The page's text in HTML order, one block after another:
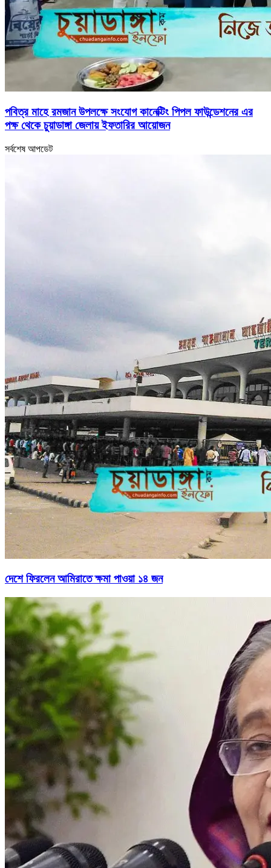
পবিত্র মাহে রমজান উপলক্ষে সংযোগ কানেক্টিং পিপল ফাউন্ডেশনের এর
পক্ষ থেকে চুয়াডাঙ্গা জেলায় ইফতারির আয়োজন
সর্বশেষ আপডেট
দেশে ফিরলেন আমিরাতে ক্ষমা পাওয়া ১৪ জন